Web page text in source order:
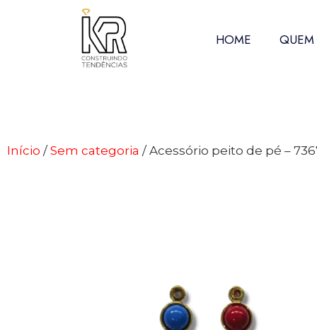
HOME
Início / Sem categoria / Acessório peito de pé –